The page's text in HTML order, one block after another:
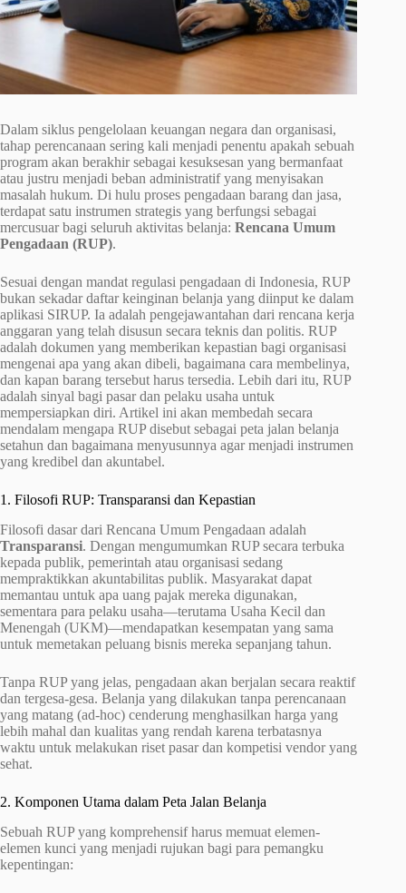
Dalam siklus pengelolaan keuangan negara dan organisasi,
tahap perencanaan sering kali menjadi penentu apakah sebuah
program akan berakhir sebagai kesuksesan yang bermanfaat
atau justru menjadi beban administratif yang menyisakan
masalah hukum. Di hulu proses pengadaan barang dan jasa,
terdapat satu instrumen strategis yang berfungsi sebagai
mercusuar bagi seluruh aktivitas belanja: Rencana Umum
Pengadaan (RUP).
Sesuai dengan mandat regulasi pengadaan di Indonesia, RUP
bukan sekadar daftar keinginan belanja yang diinput ke dalam
aplikasi SIRUP. Ia adalah pengejawantahan dari rencana kerja
anggaran yang telah disusun secara teknis dan politis. RUP
adalah dokumen yang memberikan kepastian bagi organisasi
mengenai apa yang akan dibeli, bagaimana cara membelinya,
dan kapan barang tersebut harus tersedia. Lebih dari itu, RUP
adalah sinyal bagi pasar dan pelaku usaha untuk
mempersiapkan diri. Artikel ini akan membedah secara
mendalam mengapa RUP disebut sebagai peta jalan belanja
setahun dan bagaimana menyusunnya agar menjadi instrumen
yang kredibel dan akuntabel.
1. Filosofi RUP: Transparansi dan Kepastian
Filosofi dasar dari Rencana Umum Pengadaan adalah
Transparansi. Dengan mengumumkan RUP secara terbuka
kepada publik, pemerintah atau organisasi sedang
mempraktikkan akuntabilitas publik. Masyarakat dapat
memantau untuk apa uang pajak mereka digunakan,
sementara para pelaku usaha—terutama Usaha Kecil dan
Menengah (UKM)—mendapatkan kesempatan yang sama
untuk memetakan peluang bisnis mereka sepanjang tahun.
Tanpa RUP yang jelas, pengadaan akan berjalan secara reaktif
dan tergesa-gesa. Belanja yang dilakukan tanpa perencanaan
yang matang (ad-hoc) cenderung menghasilkan harga yang
lebih mahal dan kualitas yang rendah karena terbatasnya
waktu untuk melakukan riset pasar dan kompetisi vendor yang
sehat.
2. Komponen Utama dalam Peta Jalan Belanja
Sebuah RUP yang komprehensif harus memuat elemen-
elemen kunci yang menjadi rujukan bagi para pemangku
kepentingan: